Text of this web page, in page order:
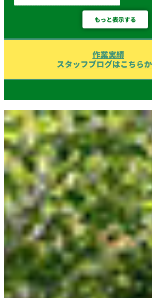
もっと表示する
作業実績
スタッフブログはこちら